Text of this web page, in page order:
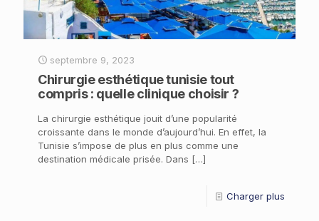
septembre 9, 2023
Chirurgie esthétique tunisie tout
compris : quelle clinique choisir ?
La chirurgie esthétique jouit d’une popularité
croissante dans le monde d’aujourd’hui. En effet, la
Tunisie s’impose de plus en plus comme une
destination médicale prisée. Dans […]
Charger plus